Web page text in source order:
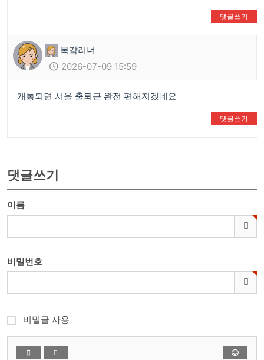
👍 ❤️
댓글쓰기
목감러너
2026-07-09 15:59
개통되면 서울 출퇴근 완전 편해지겠네요
👍 ❤️
댓글쓰기
댓글쓰기
이름
비밀번호
비밀글 사용